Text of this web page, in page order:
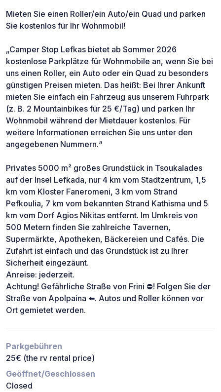
Mieten Sie einen Roller/ein Auto/ein Quad und parken
Sie kostenlos für Ihr Wohnmobil!
„Camper Stop Lefkas bietet ab Sommer 2026
kostenlose Parkplätze für Wohnmobile an, wenn Sie bei
uns einen Roller, ein Auto oder ein Quad zu besonders
günstigen Preisen mieten. Das heißt: Bei Ihrer Ankunft
mieten Sie einfach ein Fahrzeug aus unserem Fuhrpark
(z. B. 2 Mountainbikes für 25 €/Tag) und parken Ihr
Wohnmobil während der Mietdauer kostenlos. Für
weitere Informationen erreichen Sie uns unter den
angegebenen Nummern.“
Privates 5000 m² großes Grundstück in Tsoukalades
auf der Insel Lefkada, nur 4 km vom Stadtzentrum, 1,5
km vom Kloster Faneromeni, 3 km vom Strand
Pefkoulia, 7 km vom bekannten Strand Kathisma und 5
km vom Dorf Agios Nikitas entfernt. Im Umkreis von
500 Metern finden Sie zahlreiche Tavernen,
Supermärkte, Apotheken, Bäckereien und Cafés. Die
Zufahrt ist einfach und das Grundstück ist zu Ihrer
Sicherheit eingezäunt.
Anreise: jederzeit.
Achtung! Gefährliche Straße von Frini ⛔️! Folgen Sie der
Straße von Apolpaina ⬅️. Autos und Roller können vor
Ort gemietet werden.
Parkgebühren
25€ (the rv rental price)
Geöffnet/Geschlossen
Closed